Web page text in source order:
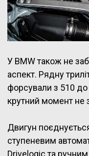
У BMW також не
аспект. Рядну
форсували з 510
крутний момент не
Двигун
ступеневим
Drivelogic та